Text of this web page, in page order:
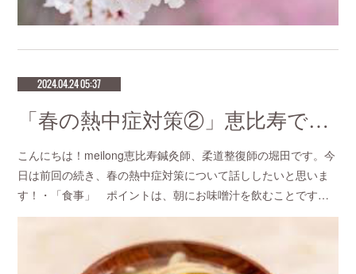
2024.04.24 05:37
「春の熱中症対策②」恵比寿で鍼灸師をお探しなら恵比寿meilong
こんにちは！meilong恵比寿鍼灸師、柔道整復師の堀田です。今
日は前回の続き、春の熱中症対策について話ししたいと思いま
す！・「食事」 ポイントは、朝にお味噌汁を飲むことです…